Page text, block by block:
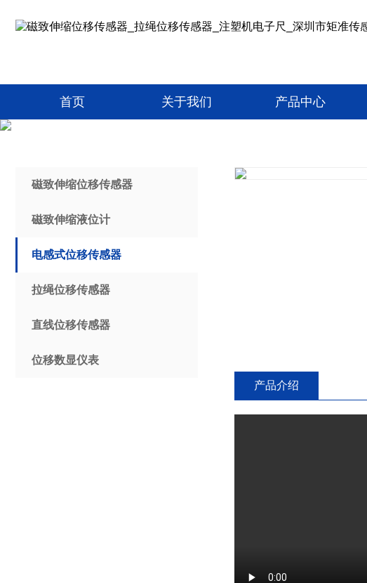
首页 关于我们 产品中心
磁致伸缩位移传感器
磁致伸缩液位计
电感式位移传感器
拉绳位移传感器
直线位移传感器
位移数显仪表
产品介绍